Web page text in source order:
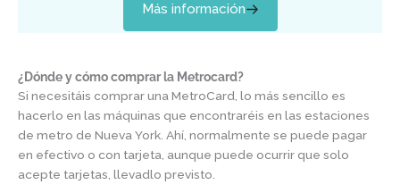
Más información
¿Dónde y cómo comprar la Metrocard?
Si necesitáis comprar una MetroCard, lo más sencillo es
hacerlo en las máquinas que encontraréis en las estaciones
de metro de Nueva York. Ahí, normalmente se puede pagar
en efectivo o con tarjeta, aunque puede ocurrir que solo
acepte tarjetas, llevadlo previsto.